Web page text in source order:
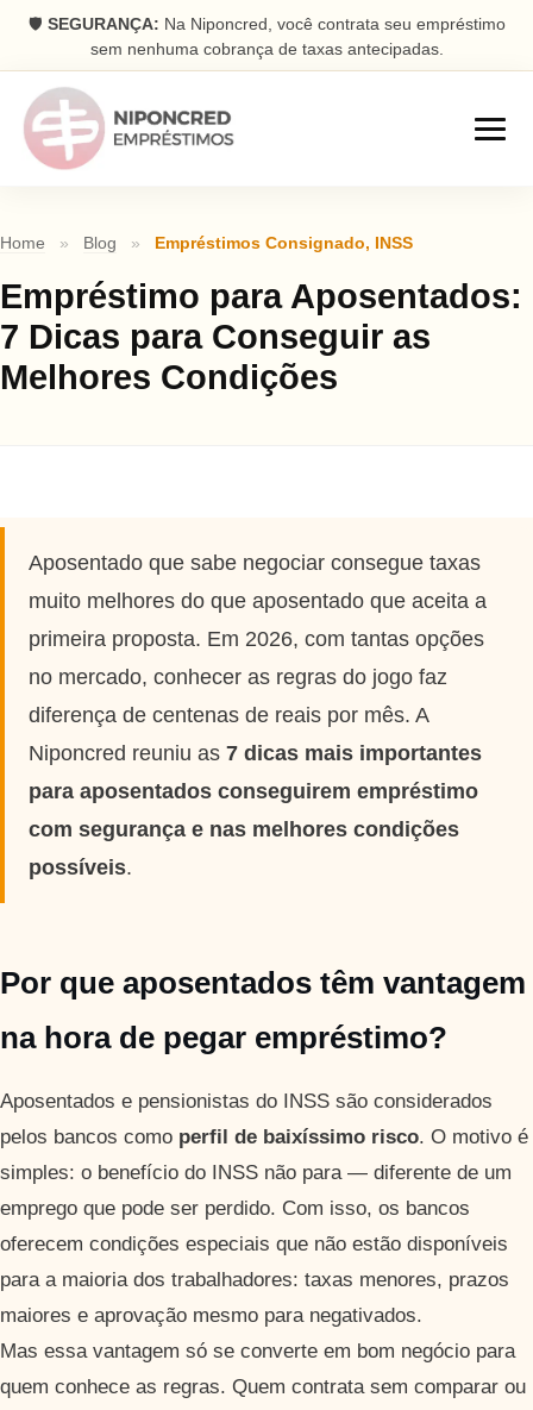
🛡️ SEGURANÇA: Na Niponcred, você contrata seu empréstimo
sem nenhuma cobrança de taxas antecipadas.
Consignado
Parcelas descontadas na folha
Pessoal
Dinheiro rápido na conta
Blog
Fale Conosco
Home » Blog » Empréstimos Consignado, INSS
Empréstimo para Aposentados:
7 Dicas para Conseguir as
Melhores Condições
Aposentado que sabe negociar consegue taxas
muito melhores do que aposentado que aceita a
primeira proposta. Em 2026, com tantas opções
no mercado, conhecer as regras do jogo faz
diferença de centenas de reais por mês. A
Niponcred reuniu as 7 dicas mais importantes
para aposentados conseguirem empréstimo
com segurança e nas melhores condições
possíveis.
Por que aposentados têm vantagem
na hora de pegar empréstimo?
Aposentados e pensionistas do INSS são considerados
pelos bancos como perfil de baixíssimo risco. O motivo é
simples: o benefício do INSS não para — diferente de um
emprego que pode ser perdido. Com isso, os bancos
oferecem condições especiais que não estão disponíveis
para a maioria dos trabalhadores: taxas menores, prazos
maiores e aprovação mesmo para negativados.
Mas essa vantagem só se converte em bom negócio para
quem conhece as regras. Quem contrata sem comparar ou